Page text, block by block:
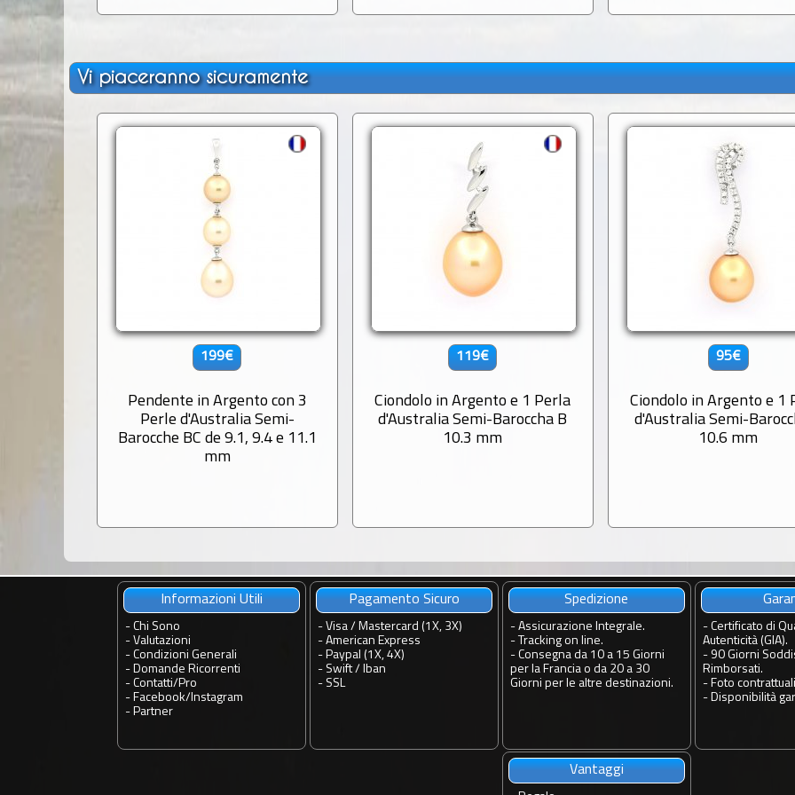
Vi piaceranno sicuramente
199€
Pendente in Argento con 3
Perle d'Australia Semi-
Barocche BC de 9.1, 9.4 e 11.1
mm
119€
Ciondolo in Argento e 1 Perla
d'Australia Semi-Baroccha B
10.3 mm
95€
Ciondolo in Argento e 1
d'Australia Semi-
10.6 mm
Informazioni Utili
- Chi Sono
- Valutazioni
- Condizioni Generali
- Domande Ricorrenti
- Contatti/ Pro
- Facebook/ Instagram
- Partner
Pagamento Sicuro
- Visa / Mastercard (1X, 3X)
- American Express
- Paypal (1X, 4X)
- Swift / Iban
- SSL
Spedizione
- Assicurazione Integrale.
- Tracking on line.
- Consegna da 10 a 15 Giorni
per la Francia o da 20 a 30
Giorni per le altre destinazioni.
- Certificato di
Autenticità (GIA).
- 90 Giorni
Rimborsati.
- Foto
- Disponibilità
Vantaggi